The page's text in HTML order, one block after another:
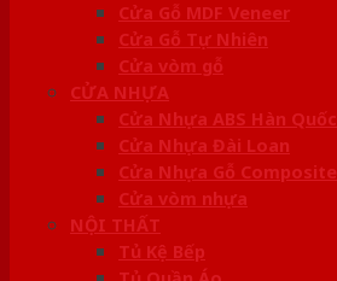
Cửa Gỗ MDF Veneer
Cửa Gỗ Tự Nhiên
Cửa vòm gỗ
CỬA NHỰA
Cửa Nhựa ABS Hàn Quốc
Cửa Nhựa Đài Loan
Cửa Nhựa Gỗ Composite
Cửa vòm nhựa
NỘI THẤT
Tủ Kệ Bếp